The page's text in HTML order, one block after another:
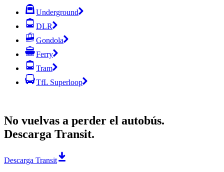
Underground
DLR
Gondola
Ferry
Tram
TfL Superloop
No vuelvas a perder el autobús.
Descarga Transit.
Descarga Transit